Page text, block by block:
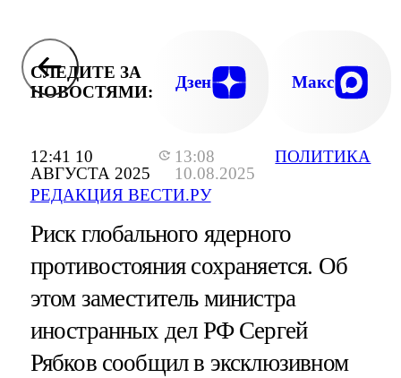
12:41 10
АВГУСТА 2025
13:08
10.08.2025
РЕДАКЦИЯ ВЕСТИ.РУ
ПОЛИТИКА
СЛЕДИТЕ ЗА
НОВОСТЯМИ:
Дзен Макс
Риск глобального ядерного
противостояния сохраняется. Об
этом заместитель министра
иностранных дел РФ Сергей
Рябков сообщил в эксклюзивном